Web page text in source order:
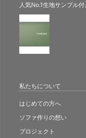
人気No.1生地サンプル付
私たちについて
はじめての方へ
ソファ作りの想い
プロジェクト